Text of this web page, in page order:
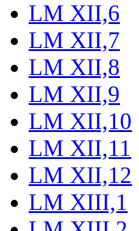
LM XII,6
LM XII,7
LM XII,8
LM XII,9
LM XII,10
LM XII,11
LM XII,12
LM XIII,1